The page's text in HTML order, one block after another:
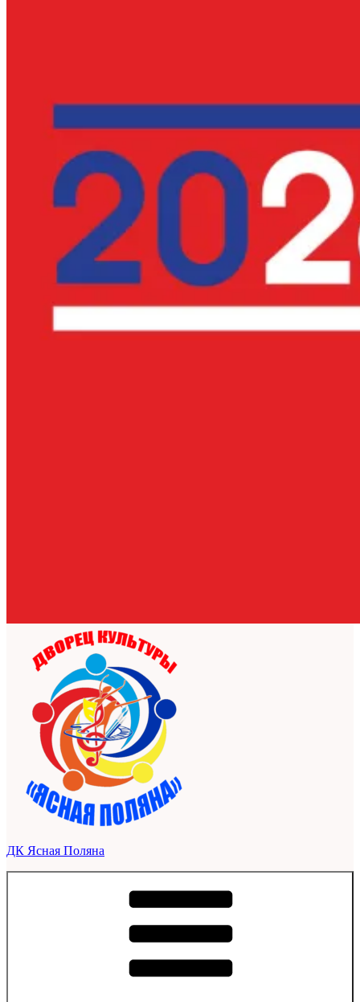
ДК Ясная Поляна